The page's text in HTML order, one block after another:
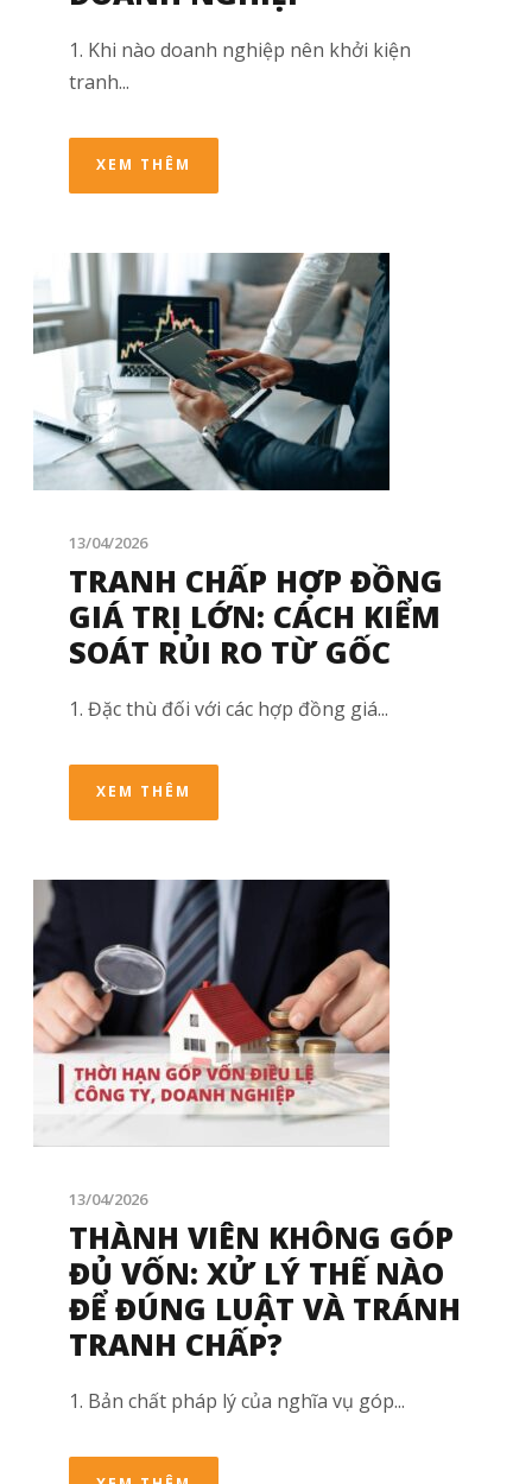
1. Khi nào doanh nghiệp nên khởi kiện
tranh...
XEM THÊM
13/04/2026
TRANH CHẤP HỢP ĐỒNG
GIÁ TRỊ LỚN: CÁCH KIỂM
SOÁT RỦI RO TỪ GỐC
1. Đặc thù đối với các hợp đồng giá...
XEM THÊM
13/04/2026
THÀNH VIÊN KHÔNG GÓP
ĐỦ VỐN: XỬ LÝ THẾ NÀO
ĐỂ ĐÚNG LUẬT VÀ TRÁNH
TRANH CHẤP?
1. Bản chất pháp lý của nghĩa vụ góp...